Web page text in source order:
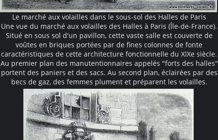
Le marché aux volailles dans le sous-sol des Halles de Paris
Une vue du marché aux volailles des Halles à Paris (Île-de-France).
Situé en sous sol d'un pavillon, cette vaste salle est couverte de
voûtes en briques portées par de fines colonnes de fonte
caractéristiques de cette architecture fonctionnelle du XIXe siècle.
Au premier plan des manutentionnaires appelés "forts des halles"
portent des paniers et des sacs. Au second plan, éclairées par des
becs de gaz, des femmes plument et préparent les volailles.